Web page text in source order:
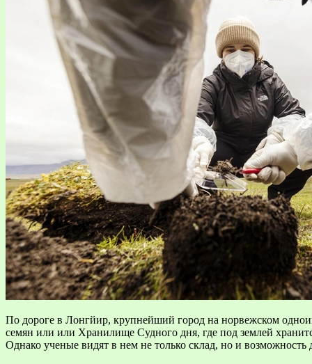
По дороге в Лонгйир, крупнейший город на норвежском
семян или или Хранилище Судного дня, где под землей
Однако ученые видят в нем не только склад, но и